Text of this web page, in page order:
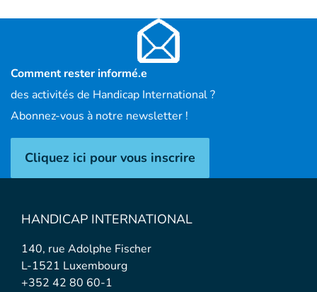
Comment rester informé.e
des activités de Handicap International ?
Abonnez-vous à notre newsletter !
Cliquez ici pour vous inscrire
HANDICAP INTERNATIONAL
140, rue Adolphe Fischer
L-1521 Luxembourg
+352 42 80 60-1